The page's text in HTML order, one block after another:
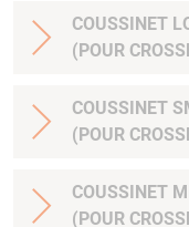
COUSSINET
(POUR
COUSSINET
(POUR
COUSSINET
(POUR